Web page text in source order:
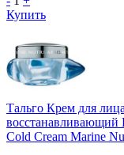
Купить
Тальго Крем для
Cold Cream Marine